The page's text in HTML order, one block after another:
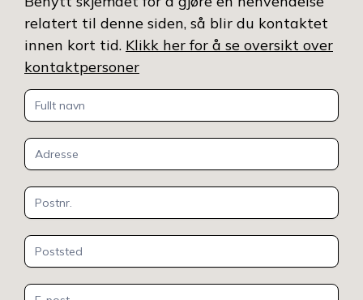
relatert til denne siden, så blir du kontaktet
innen kort tid. Klikk her for å se oversikt over
kontaktpersoner
Kontakt
oss